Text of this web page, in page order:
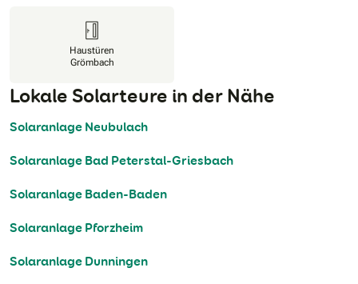
Haustüren
Grömbach
Lokale Solarteure in der Nähe
Solaranlage Neubulach
Solaranlage Bad Peterstal-Griesbach
Solaranlage Baden-Baden
Solaranlage Pforzheim
Solaranlage Dunningen